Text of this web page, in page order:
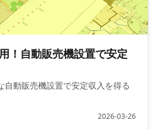
！自動販売機設置で安定
自動販売機設置で安定収入を得る
2026-03-26